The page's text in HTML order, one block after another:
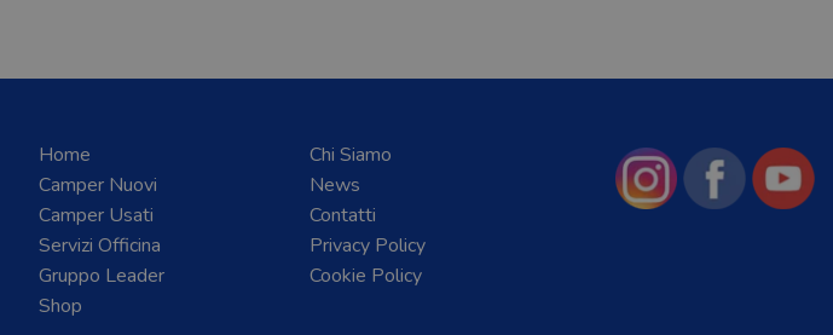
Home
Camper Nuovi
Camper Usati
Servizi Officina
Gruppo Leader
Shop
Chi Siamo
News
Contatti
Privacy Policy
Cookie Policy